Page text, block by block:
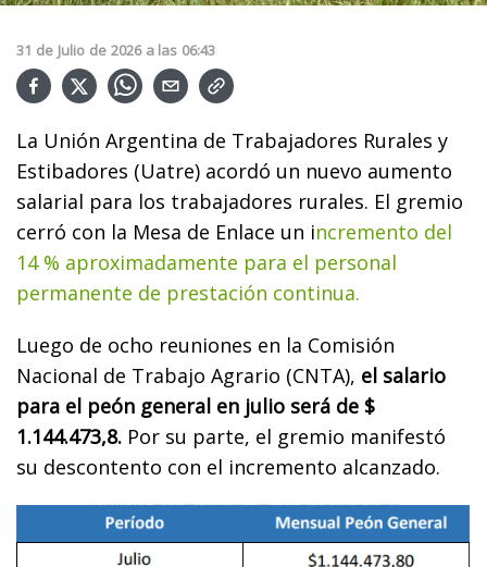
31 de Julio de 2026 a las 06:43
La Unión Argentina de Trabajadores Rurales y
Estibadores (Uatre) acordó un nuevo aumento
salarial para los trabajadores rurales. El gremio
cerró con la Mesa de Enlace un incremento del
14 % aproximadamente para el personal
permanente de prestación continua.
Luego de ocho reuniones en la Comisión
Nacional de Trabajo Agrario (CNTA), el salario
para el peón general en julio será de $
1.144.473,8. Por su parte, el gremio manifestó
su descontento con el incremento alcanzado.